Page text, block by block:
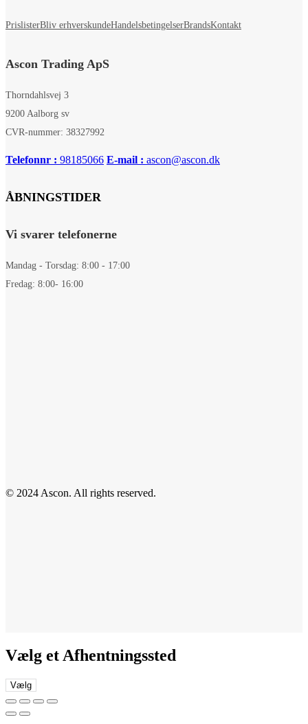
PrislisterBliv erhverskundeHandelsbetingelserBrandsKontakt
Ascon Trading ApS
Thorndahlsvej 3
9200 Aalborg sv
CVR-nummer: 38327992
Telefonnr : 98185066 E-mail : ascon@ascon.dk
ÅBNINGSTIDER
Vi svarer telefonerne
Mandag - Torsdag: 8:00 - 17:00
Fredag: 8:00- 16:00
© 2024 Ascon. All rights reserved.
Vælg et Afhentningssted
Vælg